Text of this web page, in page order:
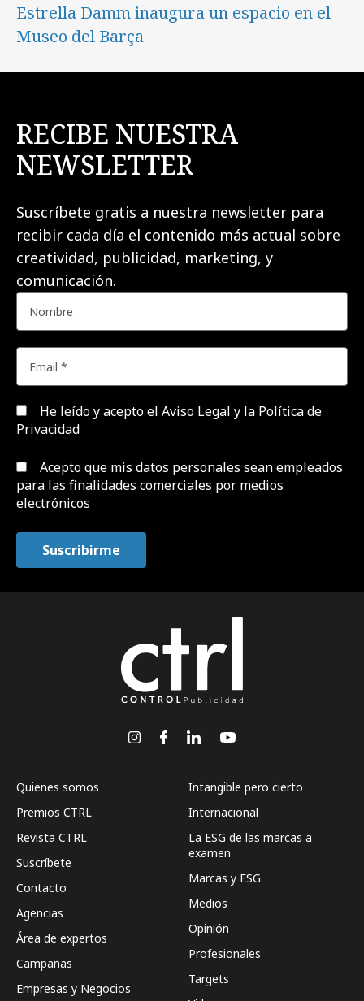
Estrella Damm inaugura un espacio en el
Museo del Barça
RECIBE NUESTRA
NEWSLETTER
Suscríbete gratis a nuestra newsletter para
recibir cada día el contenido más actual sobre
creatividad, publicidad, marketing, y
comunicación.
He leído y acepto el Aviso Legal y la Política de
Privacidad
Acepto que mis datos personales sean empleados
para las finalidades comerciales por medios
electrónicos
Quienes somos
Premios CTRL
Revista CTRL
Suscríbete
Contacto
Agencias
Área de expertos
Campañas
Empresas y Negocios
Intangible pero cierto
Internacional
La ESG de las marcas a
examen
Marcas y ESG
Medios
Opinión
Profesionales
Targets